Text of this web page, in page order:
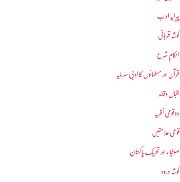
پیرایہ ادب
گوشہ قربانی
احکامِ شرع
قرآن اور مسلمانوں کا ادبی سرمایہ
اقبال و قائد
دو قومی نظریہ
قومی علامتیں
صوفیاء اور تحریک ِپاکستان
گوشہ درود